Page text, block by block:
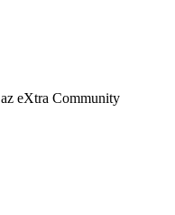
eXtra Community